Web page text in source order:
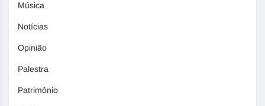
Música
Notícias
Opinião
Palestra
Patrimônio